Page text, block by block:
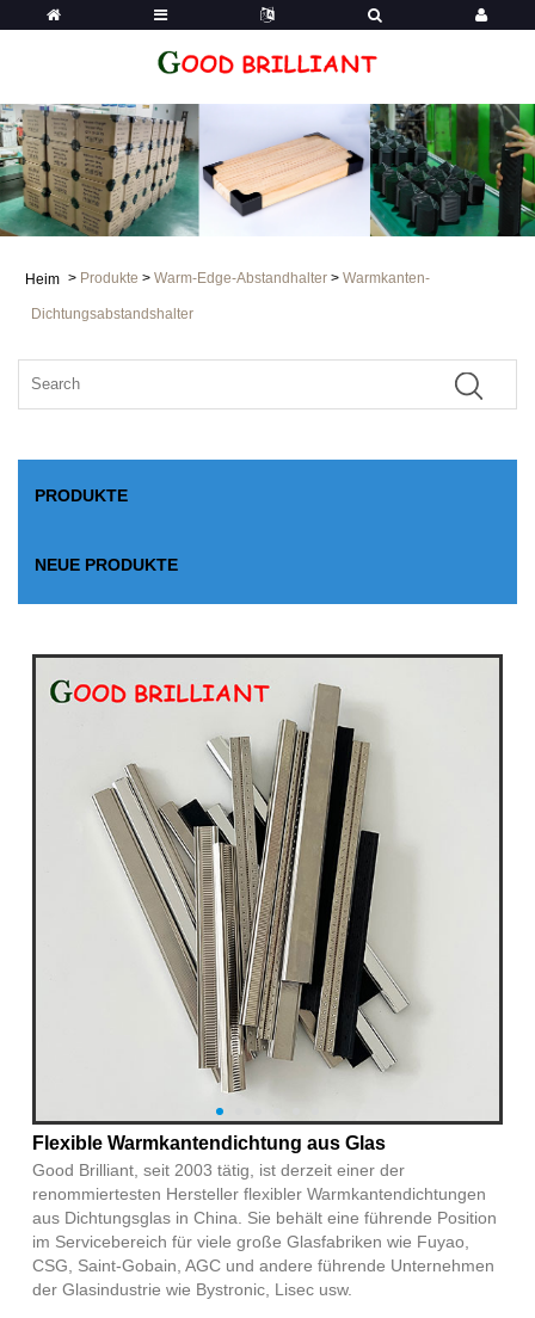
Heim > Produkte > Warm-Edge-Abstandhalter > Warmkanten-
Dichtungsabstandshalter
PRODUKTE
NEUE PRODUKTE
Flexible Warmkantendichtung aus Glas
Good Brilliant, seit 2003 tätig, ist derzeit einer der
renommiertesten Hersteller flexibler Warmkantendichtungen
aus Dichtungsglas in China. Sie behält eine führende Position
im Servicebereich für viele große Glasfabriken wie Fuyao,
CSG, Saint-Gobain, AGC und andere führende Unternehmen
der Glasindustrie wie Bystronic, Lisec usw.